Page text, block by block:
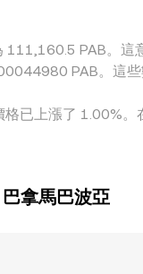
111,160.5 PAB。
PAB。這
已上漲了 1.00%
拿馬巴波亞